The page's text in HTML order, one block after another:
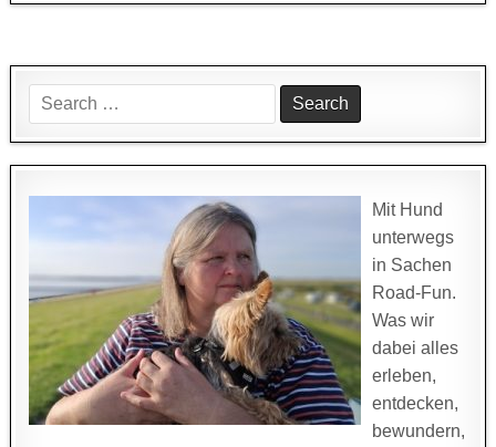
Search
for:
Mit Hund
unterwegs
in Sachen
Road-Fun.
Was wir
dabei alles
erleben,
entdecken,
bewundern,